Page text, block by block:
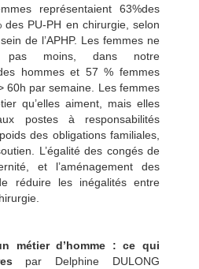
représentaient 63%des
des PU-PH en chirurgie, selon
de l’APHP. Les femmes ne
pas moins, dans notre
hommes et 57 % femmes
60h par semaine. Les femmes
qu’elles aiment, mais elles
postes à responsabilités
des obligations familiales,
L’égalité des congés de
et l’aménagement des
réduire les inégalités entre
métier d’homme : ce qui
par Delphine DULONG